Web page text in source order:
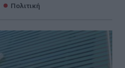
Πολιτική